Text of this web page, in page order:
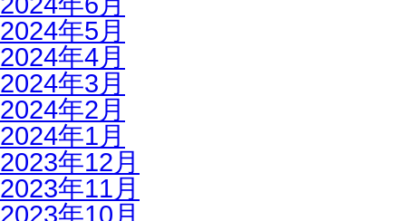
2024年5月
2024年4月
2024年3月
2024年2月
2024年1月
2023年12月
2023年11月
2023年10月